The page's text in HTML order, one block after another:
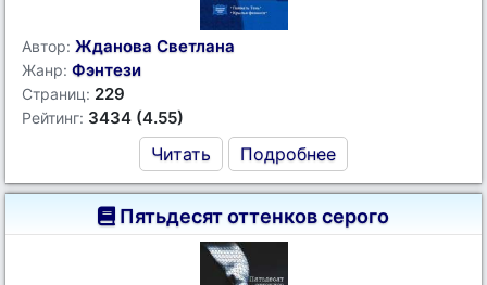
Автор: Жданова Светлана
Жанр: Фэнтези
Страниц: 229
Рейтинг: 3434 (4.55)
Читать Подробнее
Пятьдесят оттенков серого